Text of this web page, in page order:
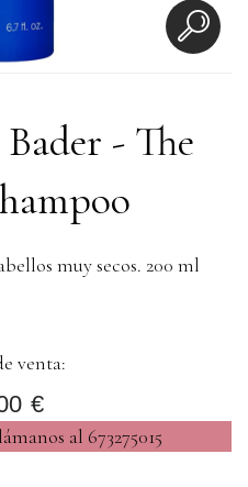
- The
muy secos. 200 ml
venta:
€
al 673275015